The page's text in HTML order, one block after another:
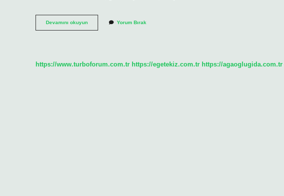
Devamını okuyunMonofobi
Ne
Yorum Bırak
https://www.turboforum.com.tr https://egetekiz.com.tr https://agaoglugida.com.tr